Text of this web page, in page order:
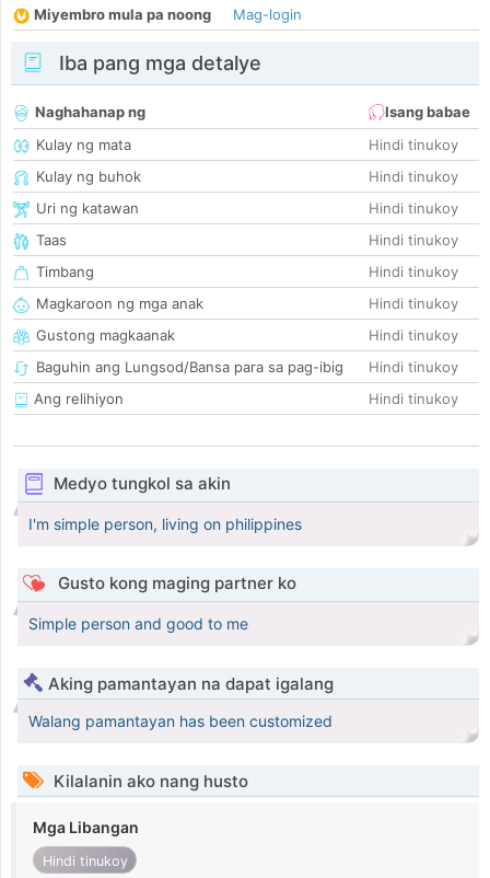
Miyembro mula pa noong
Mag-login
Iba pang mga detalye
Naghahanap ng
Isang babae
Kulay ng mata
Hindi tinukoy
Kulay ng buhok
Hindi tinukoy
Uri ng katawan
Hindi tinukoy
Taas
Hindi tinukoy
Timbang
Hindi tinukoy
Magkaroon ng mga anak
Hindi tinukoy
Gustong magkaanak
Hindi tinukoy
Baguhin ang Lungsod/Bansa para sa pag-ibig
Hindi tinukoy
Ang relihiyon
Hindi tinukoy
Medyo tungkol sa akin
I'm simple person, living on philippines
Gusto kong maging partner ko
Simple person and good to me
Aking pamantayan na dapat igalang
Walang pamantayan has been customized
Kilalanin ako nang husto
Mga Libangan
Hindi tinukoy